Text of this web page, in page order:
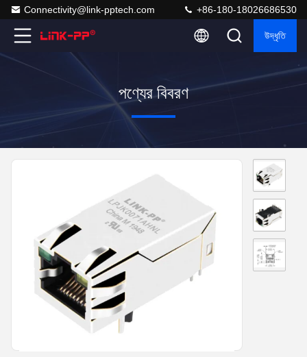
Connectivity@link-pptech.com +86-180-18026686530
উদ্ধৃতি
পণ্যের বিবরণ